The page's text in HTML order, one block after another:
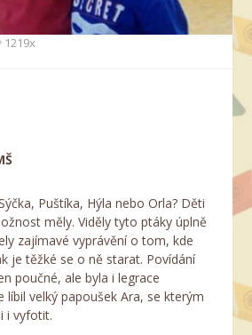
1219x
Puštíka, Hýla nebo Orla? Děti
měly. Viděly tyto ptáky úplně
zajímavé vyprávění o tom, kde
je těžké se o ně starat. Povídání
poučné, ale byla i legrace
líbil velký papoušek Ara, se kterým
i vyfotit.